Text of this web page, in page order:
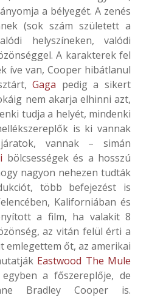
a bélyegét. A zenés
(sok szám született a
helyszíneken, valódi
A karakterek fel
íve van, Cooper hibátlanul
Gaga pedig a sikert
nem akarja elhinni azt,
tudja a helyét, mindenki
is ki vannak
vannak – simán
bölcsességek és a hosszú
nagyon nehezen tudták
több befejezést is
Kaliforniában és
a film, ha valakit 8
az vitán felül érti a
emlegettem őt, az amerikai
Eastwood The Mule
a főszereplője, de
Bradley Cooper is.